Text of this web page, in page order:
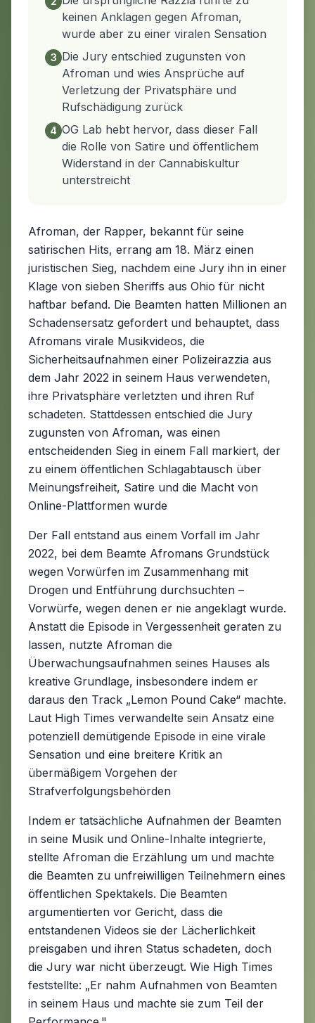
keinen Anklagen gegen Afroman,
wurde aber zu einer viralen Sensation
3 Die Jury entschied zugunsten von
Afroman und wies Ansprüche auf
Verletzung der Privatsphäre und
Rufschädigung zurück
4 OG Lab hebt hervor, dass dieser Fall
die Rolle von Satire und öffentlichem
Widerstand in der Cannabiskultur
unterstreicht
Afroman, der Rapper, bekannt für seine
satirischen Hits, errang am 18. März einen
juristischen Sieg, nachdem eine Jury ihn in einer
Klage von sieben Sheriffs aus Ohio für nicht
haftbar befand. Die Beamten hatten Millionen an
Schadensersatz gefordert und behauptet, dass
Afromans virale Musikvideos, die
Sicherheitsaufnahmen einer Polizeirazzia aus
dem Jahr 2022 in seinem Haus verwendeten,
ihre Privatsphäre verletzten und ihren Ruf
schadeten. Stattdessen entschied die Jury
zugunsten von Afroman, was einen
entscheidenden Sieg in einem Fall markiert, der
zu einem öffentlichen Schlagabtausch über
Meinungsfreiheit, Satire und die Macht von
Online-Plattformen wurde
Der Fall entstand aus einem Vorfall im Jahr
2022, bei dem Beamte Afromans Grundstück
wegen Vorwürfen im Zusammenhang mit
Drogen und Entführung durchsuchten –
Vorwürfe, wegen denen er nie angeklagt wurde.
Anstatt die Episode in Vergessenheit geraten zu
lassen, nutzte Afroman die
Überwachungsaufnahmen seines Hauses als
kreative Grundlage, insbesondere indem er
daraus den Track „Lemon Pound Cake“ machte.
Laut High Times verwandelte sein Ansatz eine
potenziell demütigende Episode in eine virale
Sensation und eine breitere Kritik an
übermäßigem Vorgehen der
Strafverfolgungsbehörden
Indem er tatsächliche Aufnahmen der Beamten
in seine Musik und Online-Inhalte integrierte,
stellte Afroman die Erzählung um und machte
die Beamten zu unfreiwilligen Teilnehmern eines
öffentlichen Spektakels. Die Beamten
argumentierten vor Gericht, dass die
entstandenen Videos sie der Lächerlichkeit
preisgaben und ihren Status schadeten, doch
die Jury war nicht überzeugt. Wie High Times
feststellte: „Er nahm Aufnahmen von Beamten
in seinem Haus und machte sie zum Teil der